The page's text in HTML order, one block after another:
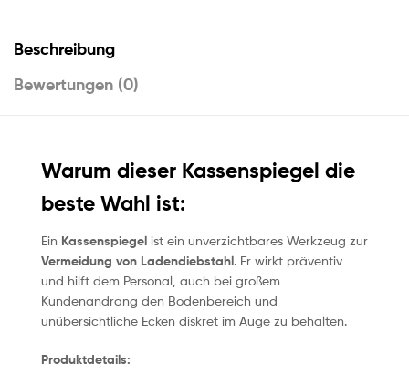
Beschreibung
Bewertungen (0)
Warum dieser Kassenspiegel die
beste Wahl ist:
Ein Kassenspiegel ist ein unverzichtbares Werkzeug zur
Vermeidung von Ladendiebstahl. Er wirkt präventiv
und hilft dem Personal, auch bei großem
Kundenandrang den Bodenbereich und
unübersichtliche Ecken diskret im Auge zu behalten.
Produktdetails: